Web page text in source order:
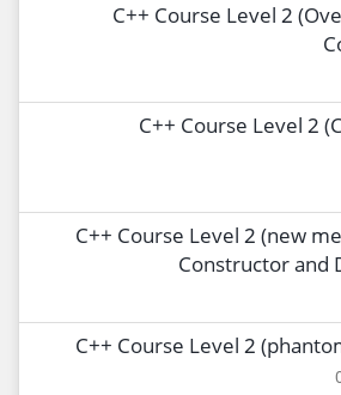
5- C++ Course Level 2
6- C++ Course Level 2
7- C++ Course Level 2 (new
Constructor and